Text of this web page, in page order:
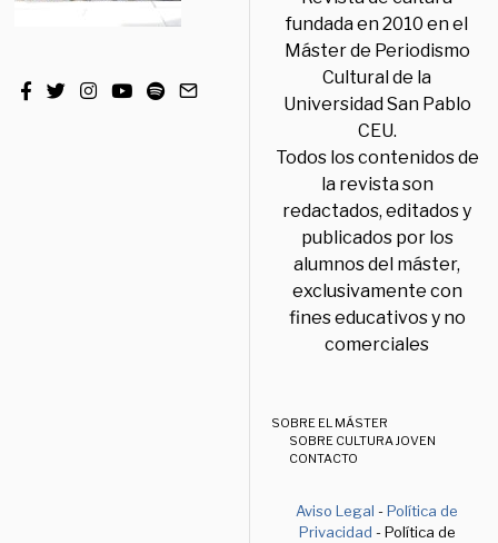
fundada en 2010 en el
Máster de Periodismo
Cultural de la
Universidad San Pablo
CEU.
Todos los contenidos de
la revista son
redactados, editados y
publicados por los
alumnos del máster,
exclusivamente con
fines educativos y no
comerciales
SOBRE EL MÁSTER
SOBRE CULTURA JOVEN
CONTACTO
Aviso Legal -Política de
Privacidad - Política de